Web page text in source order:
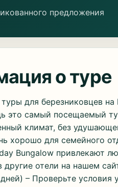
предложения
о туре
для березниковцев
это самый посещаемый
климат, без
хорошо для семейного
Bungalow привлекают
другие отели на нашем
– Проверьте условия